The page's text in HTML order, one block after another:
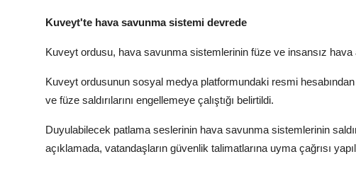
Kuveyt'te hava savunma sistemi devrede
Kuveyt ordusu, hava savunma sistemlerinin füze ve insansız hava
Kuveyt ordusunun sosyal medya platformundaki resmi
ve füze saldırılarını engellemeye çalıştığı belirtildi.
Duyulabilecek patlama seslerinin hava savunma sistemlerinin
açıklamada, vatandaşların güvenlik talimatlarına uyma çağrısı